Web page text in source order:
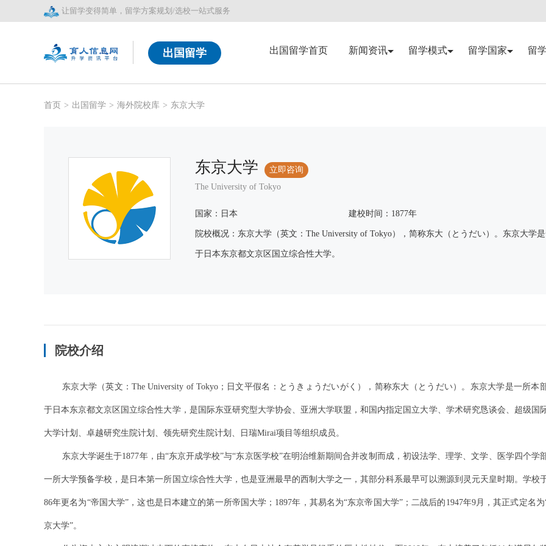
让留学变得简单，留学方案规划/选校一站式服务
出国留学 出国留学首页 新闻资讯 留学模式 留学国家 留
首页 > 出国留学 > 海外院校库 > 东京大学
东京大学
立即咨询
The University of Tokyo
国家：日本 建校时间：1877年
院校概况：东京大学（英文：The University of Tokyo），简称东大（とうだい）。东京大学
于日本东京都文京区国立综合性大学。
院校介绍
东京大学（英文：The University of Tokyo；日文平假名：とうきょうだいがく），简称东大（とうだい）。东京大学是一所本
于日本东京都文京区国立综合性大学，是国际东亚研究型大学协会、亚洲大学联盟，和国内指定国立大学、学术研究恳谈会、超级国
大学计划、卓越研究生院计划、领先研究生院计划、日瑞Mirai项目等组织成员。
东京大学诞生于1877年，由“东京开成学校”与“东京医学校”在明治维新期间合并改制而成，初设法学、理学、文学、医学四个学
一所大学预备学校，是日本第一所国立综合性大学，也是亚洲最早的西制大学之一，其部分科系最早可以溯源到灵元天皇时期。学校
86年更名为“帝国大学”，这也是日本建立的第一所帝国大学；1897年，其易名为“东京帝国大学”；二战后的1947年9月，其正式定名为
京大学”。